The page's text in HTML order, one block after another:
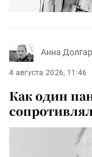
Анна
4 августа 2026, 11:46
Как один